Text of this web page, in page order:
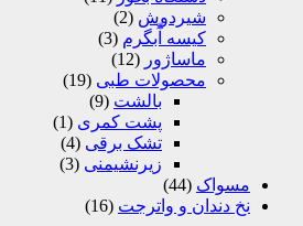
شیردوش (2)
کیسه آّبگرم (3)
ماساژور (12)
محصولات طبی (19)
بالشت (9)
پشت کمری (1)
تشک برقی (4)
زیرنشیمنی (3)
مسواک (44)
نخ دندان و واترجت (16)